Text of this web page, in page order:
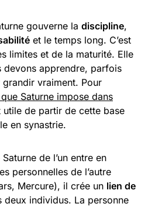
gouverne la discipline,
et le temps long. C’est
limites et de la maturité. Elle
devons apprendre, parfois
vraiment. Pour
Saturne impose dans
utile de partir de cette base
en synastrie.
de l’un entre en
personnelles de l’autre
Mercure), il crée un lien de
deux individus. La personne